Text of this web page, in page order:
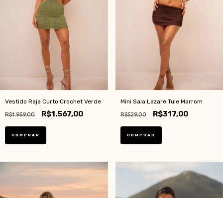
Vestido Raja Curto Crochet Verde
R$1.959,00 R$1.567,00
COMPRAR
Mini Saia Lazare Tule Marrom
R$529,00 R$317,00
COMPRAR